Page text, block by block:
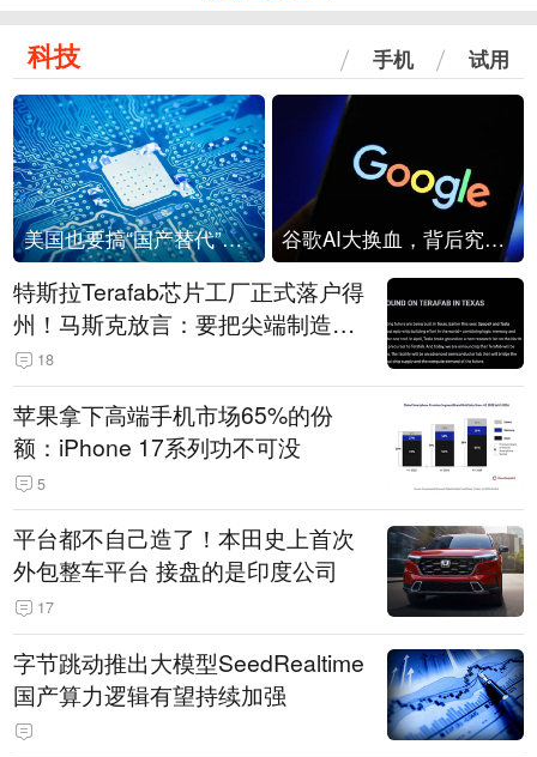
科技 手机 试用
美国也要搞“国产替代”？先算清三笔账 谷歌AI大换血，背后究竟发生了什么？
特斯拉Terafab芯片工厂正式落户得
州！马斯克放言：要把尖端制造带
回美国
18
苹果拿下高端手机市场65%的份
额：iPhone 17系列功不可没
5
平台都不自己造了！本田史上首次
外包整车平台 接盘的是印度公司
17
字节跳动推出大模型SeedRealtime
国产算力逻辑有望持续加强